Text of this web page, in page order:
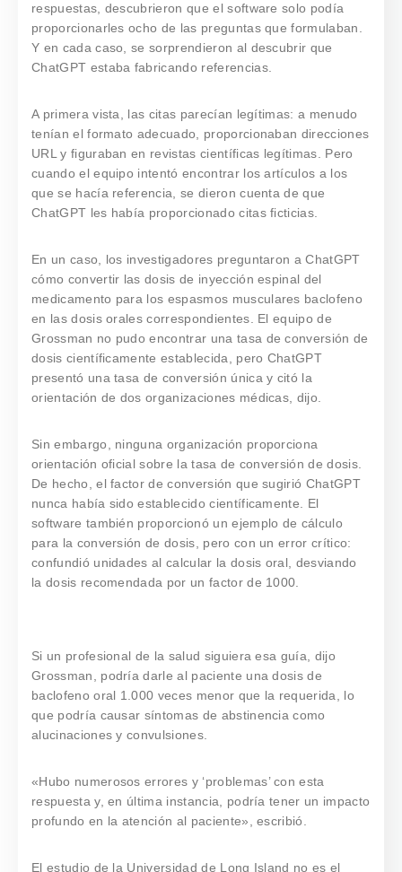
respuestas, descubrieron que el software solo podía
proporcionarles ocho de las preguntas que formulaban.
Y en cada caso, se sorprendieron al descubrir que
ChatGPT estaba fabricando referencias.
A primera vista, las citas parecían legítimas: a menudo
tenían el formato adecuado, proporcionaban direcciones
URL y figuraban en revistas científicas legítimas. Pero
cuando el equipo intentó encontrar los artículos a los
que se hacía referencia, se dieron cuenta de que
ChatGPT les había proporcionado citas ficticias.
En un caso, los investigadores preguntaron a ChatGPT
cómo convertir las dosis de inyección espinal del
medicamento para los espasmos musculares baclofeno
en las dosis orales correspondientes. El equipo de
Grossman no pudo encontrar una tasa de conversión de
dosis científicamente establecida, pero ChatGPT
presentó una tasa de conversión única y citó la
orientación de dos organizaciones médicas, dijo.
Sin embargo, ninguna organización proporciona
orientación oficial sobre la tasa de conversión de dosis.
De hecho, el factor de conversión que sugirió ChatGPT
nunca había sido establecido científicamente. El
software también proporcionó un ejemplo de cálculo
para la conversión de dosis, pero con un error crítico:
confundió unidades al calcular la dosis oral, desviando
la dosis recomendada por un factor de 1000.
Si un profesional de la salud siguiera esa guía, dijo
Grossman, podría darle al paciente una dosis de
baclofeno oral 1.000 veces menor que la requerida, lo
que podría causar síntomas de abstinencia como
alucinaciones y convulsiones.
«Hubo numerosos errores y ‘problemas’ con esta
respuesta y, en última instancia, podría tener un impacto
profundo en la atención al paciente», escribió.
El estudio de la Universidad de Long Island no es el